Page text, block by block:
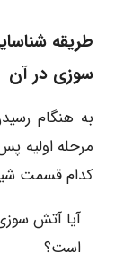
طریقه
سوزی در آن
به هنگام
مرحله اولیه
کدام قسمت
آیا آتش
است؟